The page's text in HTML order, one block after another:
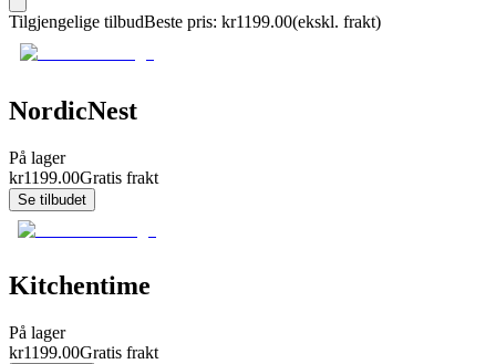
Tilgjengelige tilbudBeste pris: kr1199.00(ekskl. frakt)
NordicNest
På lager
kr1199.00Gratis frakt
Se tilbudet
Kitchentime
På lager
kr1199.00Gratis frakt